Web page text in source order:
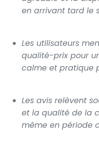
en arrivant tard le
Les utilisateurs
qualité-prix pour
calme et pratique
Les avis relèvent
et la qualité de la
même en période